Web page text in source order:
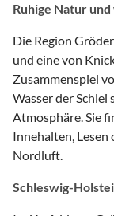
Ruhige Natur
Die Region
und eine von
Zusammenspiel
Wasser der
Atmosphäre. Sie
Innehalten, Lesen
Nordluft.
Schleswig-